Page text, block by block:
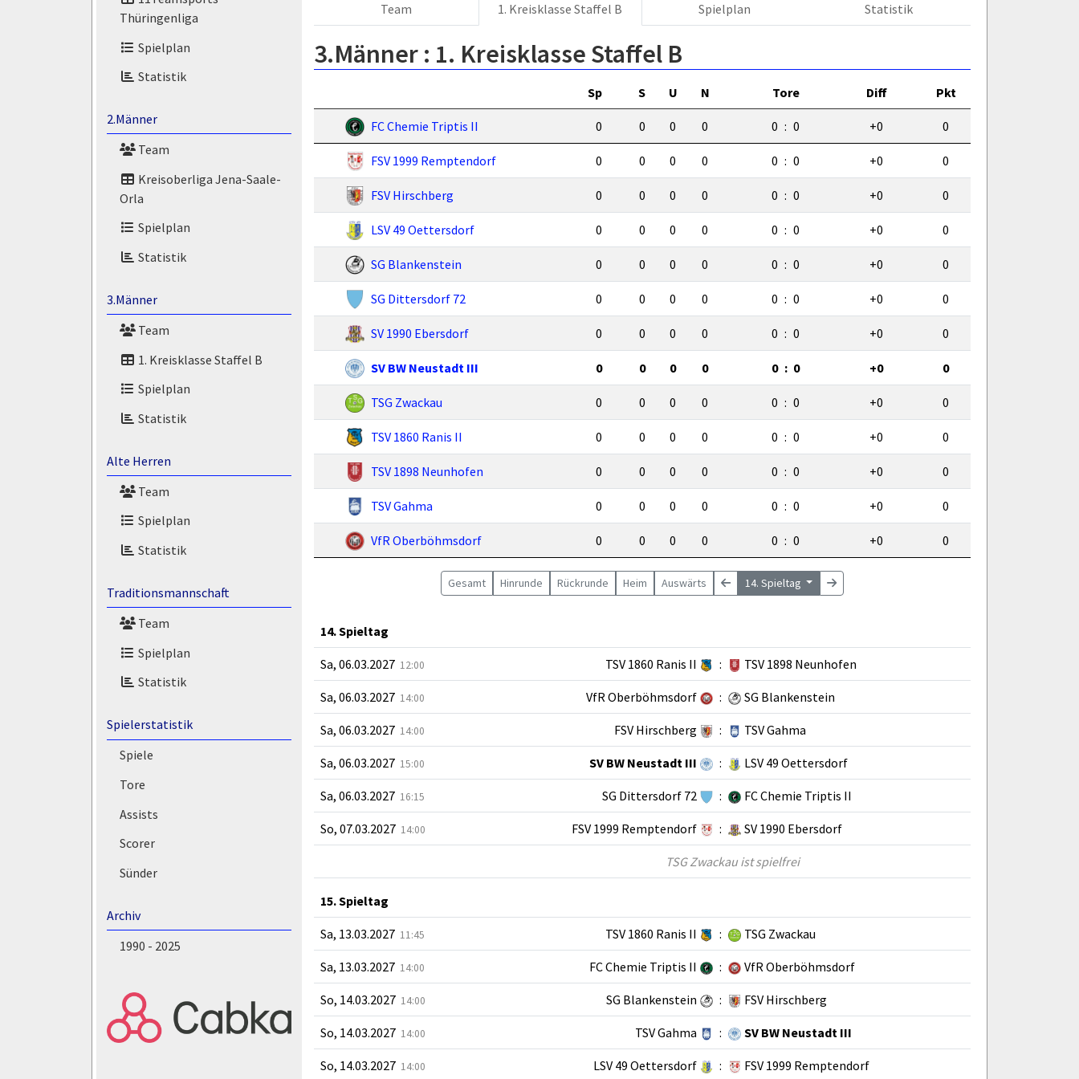
Thüringenliga
Spielplan
Statistik
2.Männer
Team
Kreisoberliga Jena-Saale-
Orla
Spielplan
Statistik
3.Männer
Team
1. Kreisklasse Staffel B
Spielplan
Statistik
Alte Herren
Team
Spielplan
Statistik
Traditionsmannschaft
Team
Spielplan
Statistik
Spielerstatistik
Spiele
Tore
Assists
Scorer
Sünder
Archiv
1990 - 2025
Team 1. Kreisklasse Staffel B Spielplan Statistik
3.Männer : 1. Kreisklasse Staffel B
Sp S U N Tore Diff Pkt
FC Chemie Triptis II 0 0 0 0 0 : 0 +0 0
FSV 1999 Remptendorf 0 0 0 0 0 : 0 +0 0
FSV Hirschberg 0 0 0 0 0 : 0 +0 0
LSV 49 Oettersdorf 0 0 0 0 0 : 0 +0 0
SG Blankenstein 0 0 0 0 0 : 0 +0 0
SG Dittersdorf 72 0 0 0 0 0 : 0 +0 0
SV 1990 Ebersdorf 0 0 0 0 0 : 0 +0 0
SV BW Neustadt III 0 0 0 0 0 : 0 +0 0
TSG Zwackau 0 0 0 0 0 : 0 +0 0
TSV 1860 Ranis II 0 0 0 0 0 : 0 +0 0
TSV 1898 Neunhofen 0 0 0 0 0 : 0 +0 0
TSV Gahma 0 0 0 0 0 : 0 +0 0
VfR Oberböhmsdorf 0 0 0 0 0 : 0 +0 0
Gesamt Hinrunde Rückrunde Heim Auswärts 14. Spieltag
14. Spieltag
Sa, 06.03.2027 12:00 TSV 1860 Ranis II : TSV 1898 Neunhofen
Sa, 06.03.2027 14:00 VfR Oberböhmsdorf : SG Blankenstein
Sa, 06.03.2027 14:00 FSV Hirschberg : TSV Gahma
Sa, 06.03.2027 15:00 SV BW Neustadt III : LSV 49 Oettersdorf
Sa, 06.03.2027 16:15 SG Dittersdorf 72 : FC Chemie Triptis II
So, 07.03.2027 14:00 FSV 1999 Remptendorf : SV 1990 Ebersdorf
TSG Zwackau ist spielfrei
15. Spieltag
Sa, 13.03.2027 11:45 TSV 1860 Ranis II : TSG Zwackau
Sa, 13.03.2027 14:00 FC Chemie Triptis II : VfR Oberböhmsdorf
So, 14.03.2027 14:00 SG Blankenstein : FSV Hirschberg
So, 14.03.2027 14:00 TSV Gahma : SV BW Neustadt III
So, 14.03.2027 14:00 LSV 49 Oettersdorf : FSV 1999 Remptendorf